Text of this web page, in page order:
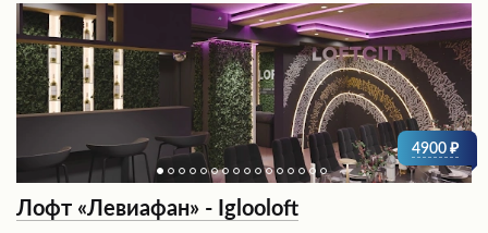
4900
Лофт «Левиафан» - Iglooloft